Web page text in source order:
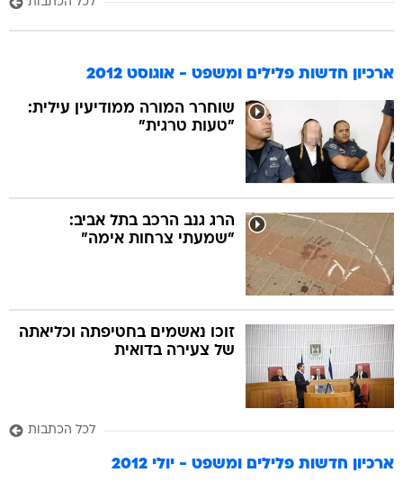
ארכיון חדשות פלילים ומשפט - אוגוסט 2012
שוחרר המורה ממודיעין עילית:
"טעות טרגית"
הרג גנב הרכב בתל אביב:
"שמעתי צרחות אימה"
זוכו נאשמים בחטיפתה וכליאתה
של צעירה בדואית
לכל הכתבות
ארכיון חדשות פלילים ומשפט - יולי 2012